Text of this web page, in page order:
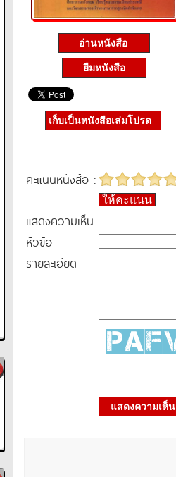
อ่านหนังสือ
ยืมหนังสือ
เก็บเป็นหนังสือเล่มโปรด
คะแนนหนังสือ :
ให้คะแนน
แสดงความเห็น
หัวข้อ
รายละเอียด
แสดงความเห็น